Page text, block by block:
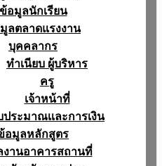
ข้อมูลนักเรียน
ลตลาดแรงงาน
บุคคลากร
ทำเนียบ ผู้บริหาร
ครู
เจ้าหน้าที่
ระมาณเเละการเงิน
อมูลหลักสูตร
านอาคารสถานที่